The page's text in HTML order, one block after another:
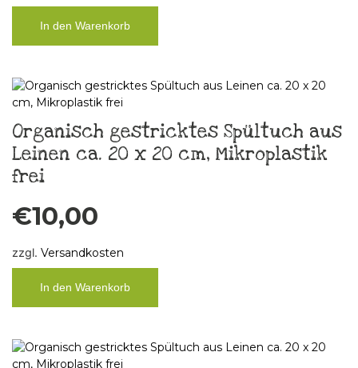
In den Warenkorb
Organisch gestricktes Spültuch aus
Leinen ca. 20 x 20 cm, Mikroplastik
frei
€10,00
zzgl. Versandkosten
In den Warenkorb